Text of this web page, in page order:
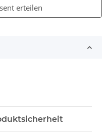
erteilen